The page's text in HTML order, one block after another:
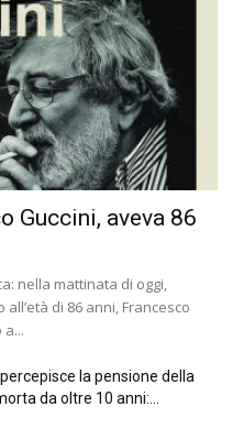
Guccini, aveva 86
nella mattinata di oggi,
di 86 anni, Francesco
a...
la pensione della
da oltre 10 anni:...